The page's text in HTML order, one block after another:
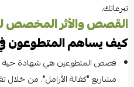
تبرعاتك.
القصص والأثر المخصص
كيف يساهم المتطوعون في
قصص المتطوعين هي شهادة حية
مشاريع "كفالة الأرامل". من خلال